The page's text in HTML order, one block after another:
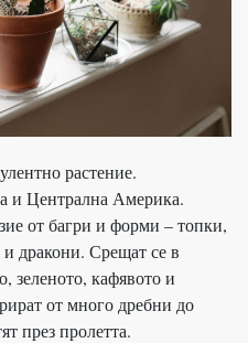
растение.
и Централна Америка.
от багри и форми – топки,
дракони. Срещат се в
зеленото, кафявото и
от много дребни до
през пролетта.